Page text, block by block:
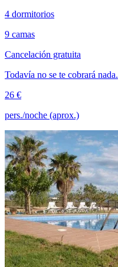
4 dormitorios
9 camas
Cancelación gratuita
Todavía no se te cobrará nada.
26 €
pers./noche (aprox.)